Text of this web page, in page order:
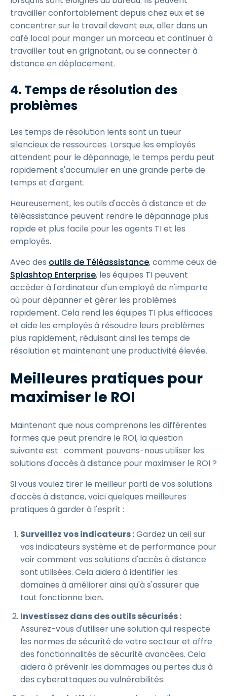
travailler confortablement depuis chez eux et se
concentrer sur le travail devant eux, aller dans un
café local pour manger un morceau et continuer à
travailler tout en grignotant, ou se connecter à
distance en déplacement.
4. Temps de résolution des
problèmes
Les temps de résolution lents sont un tueur
silencieux de ressources. Lorsque les employés
attendent pour le dépannage, le temps perdu peut
rapidement s'accumuler en une grande perte de
temps et d'argent.
Heureusement, les outils d'accès à distance et de
téléassistance peuvent rendre le dépannage plus
rapide et plus facile pour les agents TI et les
employés.
Avec des outils de Téléassistance, comme ceux de
Splashtop Enterprise, les équipes TI peuvent
accéder à l'ordinateur d'un employé de n'importe
où pour dépanner et gérer les problèmes
rapidement. Cela rend les équipes TI plus efficaces
et aide les employés à résoudre leurs problèmes
plus rapidement, réduisant ainsi les temps de
résolution et maintenant une productivité élevée.
Meilleures pratiques pour
maximiser le ROI
Maintenant que nous comprenons les différentes
formes que peut prendre le ROI, la question
suivante est : comment pouvons-nous utiliser les
solutions d'accès à distance pour maximiser le ROI ?
Si vous voulez tirer le meilleur parti de vos solutions
d'accès à distance, voici quelques meilleures
pratiques à garder à l'esprit :
Surveillez vos indicateurs :Gardez un œil sur
vos indicateurs système et de performance pour
voir comment vos solutions d'accès à distance
sont utilisées. Cela aidera à identifier les
domaines à améliorer ainsi qu'à s'assurer que
tout fonctionne bien.
Investissez dans des outils sécurisés :
Assurez-vous d'utiliser une solution qui respecte
les normes de sécurité de votre secteur et offre
des fonctionnalités de sécurité avancées. Cela
aidera à prévenir les dommages ou pertes dus à
des cyberattaques ou vulnérabilités.